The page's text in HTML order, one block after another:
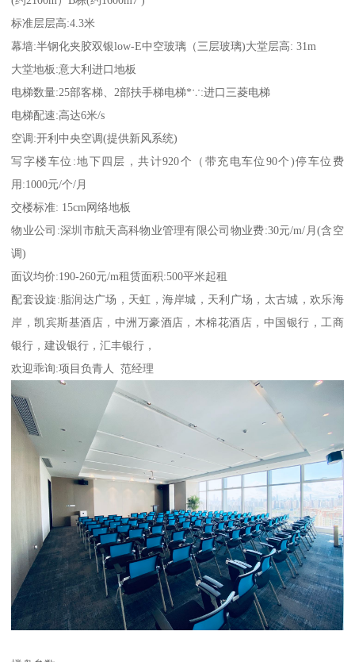
标准层层高:4.3米
幕墙:半钢化夹胶双银low-E中空玻璃（三层玻璃)大堂层高: 31m
大堂地板:意大利进口地板
电梯数量:25部客梯、2部扶手梯电梯*∵:进口三菱电梯
电梯配速:高达6米/s
空调:开利中央空调(提供新风系统)
写字楼车位:地下四层，共计920个（带充电车位90个)停车位费
用:1000元/个/月
交楼标准: 15cm网络地板
物业公司:深圳市航天高科物业管理有限公司物业费:30元/m/月(含空
调)
面议均价:190-260元/m租赁面积:500平米起租
配套设旋:脂润达广场，天虹，海岸城，天利广场，太古城，欢乐海
岸，凯宾斯基酒店，中洲万豪酒店，木棉花酒店，中国银行，工商
银行，建设银行，汇丰银行，
欢迎乖询:项目负青人 范经理